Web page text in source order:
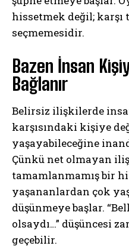
hissetmek değil; karşı
seçmemesidir.
Bazen İnsan
Bağlanır
Belirsiz ilişkilerde
karşısındaki kişiye
yaşayabileceğine
Çünkü net olmayan
tamamlanmamış bir
yaşananlardan çok
düşünmeye başlar.
olsaydı…” düşüncesi
geçebilir.